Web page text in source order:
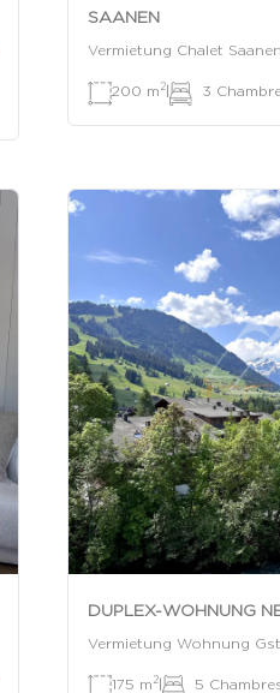
SAANEN
Vermietung Chalet Saanen
200 m 2| 3
DUPLEX-WOHNUNG
Vermietung Wohnung
175 m 2| 5